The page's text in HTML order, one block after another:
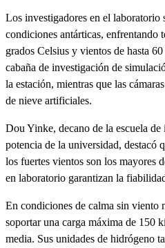
Los investigadores en el laboratorio
condiciones antárticas, enfrentando
grados Celsius y vientos de hasta
cabaña de investigación de
la estación, mientras que las
de nieve artificiales.
Dou Yinke, decano de la escuela
potencia de la universidad, destacó
los fuertes vientos son los mayores
en laboratorio garantizan la
En condiciones de calma sin viento
soportar una carga máxima de 150
media. Sus unidades de hidrógeno